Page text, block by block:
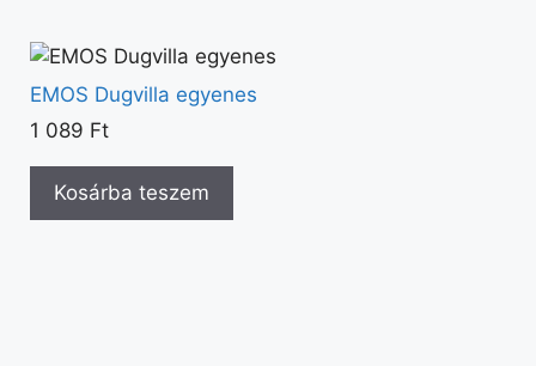
EMOS Dugvilla egyenes
1 089 Ft
Kosárba teszem